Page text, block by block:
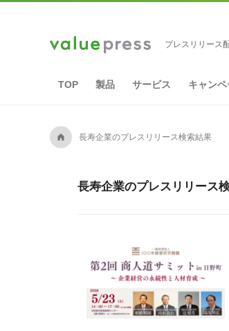
プレスリリース
TOP 製品 サービス キャンペ
A 長寿企業のプレスリリース検索結果
長寿企業のプレスリリース